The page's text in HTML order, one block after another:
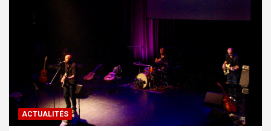
ACTUALITÉS